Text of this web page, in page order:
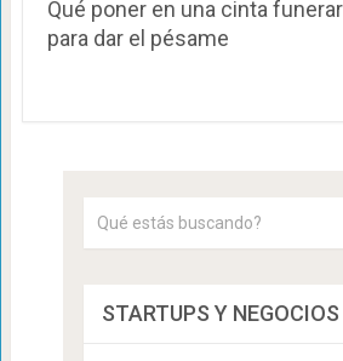
Qué poner en una cinta
para dar el pésame
STARTUPS Y NEGOCIOS